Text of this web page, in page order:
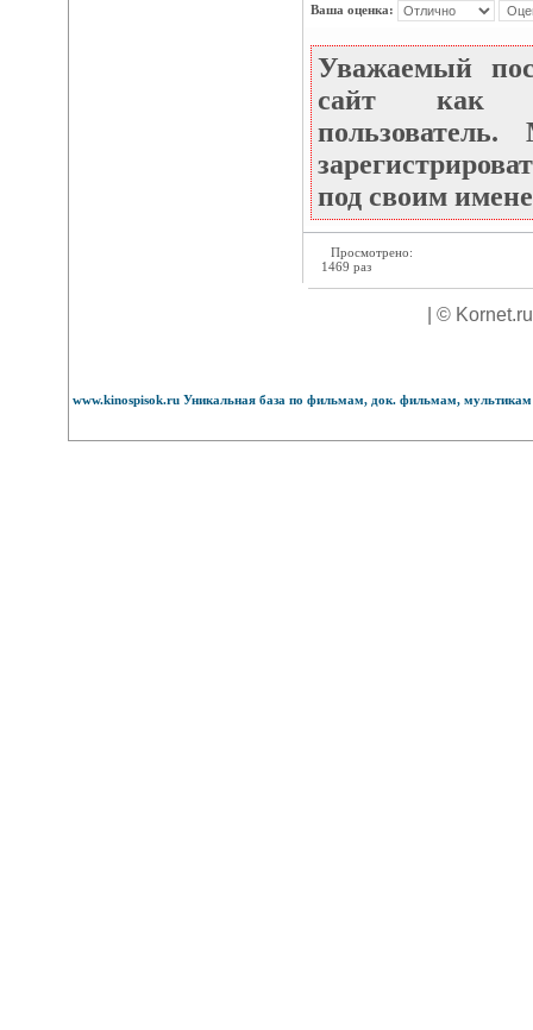
Ваша оценка:
Уважаемый
сайт как
под своим
Просмотрено:
1469 раз
| ©
www.kinospisok.ru Уникальная база по фильмам, док. фильмам,